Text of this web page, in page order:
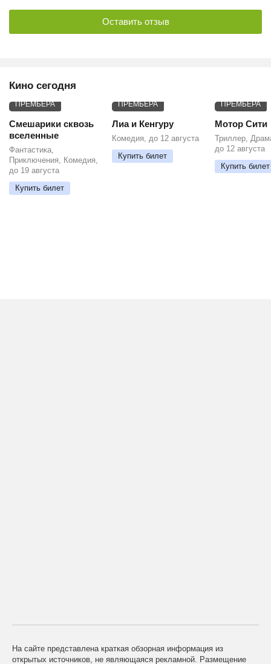
Оставить отзыв
Кино сегодня
ПРЕМЬЕРА
Смешарики сквозь
вселенные
Фантастика,
Приключения, Комедия,
до 19 августа
Купить билет
ПРЕМЬЕРА
Лиа и Кенгуру
Комедия, до 12 августа
Купить билет
ПРЕМЬЕРА
Мотор Сити
Триллер,
до 12 августа
Купить билет
На сайте представлена краткая обзорная информация из
открытых источников, не являющаяся рекламной. Размещение